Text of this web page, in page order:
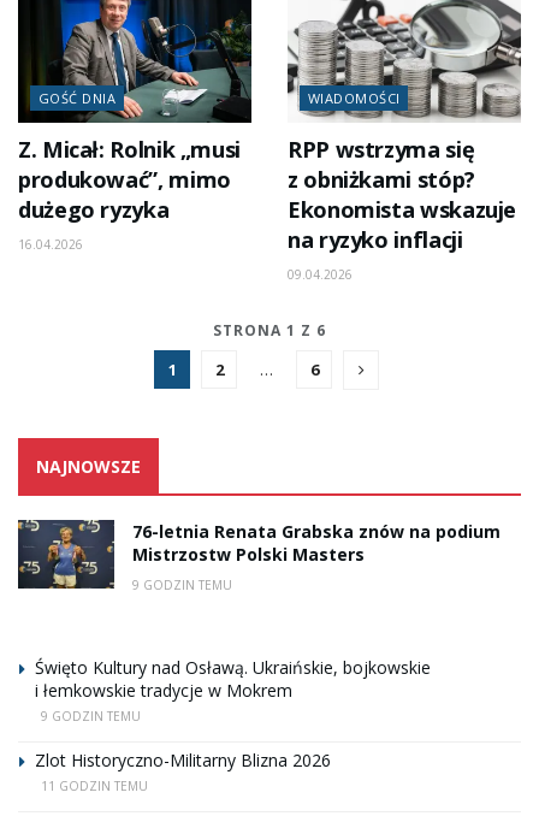
GOŚĆ DNIA
Z. Micał: Rolnik „musi
produkować”, mimo
dużego ryzyka
16.04.2026
WIADOMOŚCI
RPP wstrzyma się
z obniżkami stóp?
Ekonomista wskazuje
na ryzyko inflacji
09.04.2026
STRONA 1 Z 6
1 2 … 6
NAJNOWSZE
76-letnia Renata Grabska znów na podium
Mistrzostw Polski Masters
9 GODZIN TEMU
Święto Kultury nad Osławą. Ukraińskie, bojkowskie
i łemkowskie tradycje w Mokrem
9 GODZIN TEMU
Zlot Historyczno-Militarny Blizna 2026
11 GODZIN TEMU